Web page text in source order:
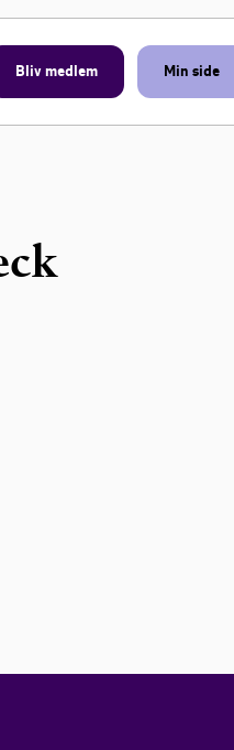
Bliv medlem Min side